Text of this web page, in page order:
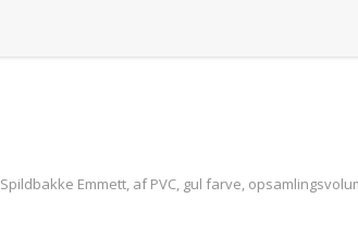
Spildbakke Emmett, af PVC, gul farve,